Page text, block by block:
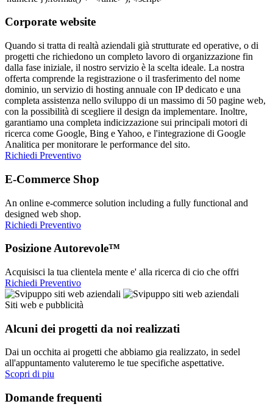
Corporate website
Quando si tratta di realtà aziendali già strutturate ed operative, o di
progetti che richiedono un completo lavoro di organizzazione fin
dalla fase iniziale, il nostro servizio è la scelta ideale. La nostra
offerta comprende la registrazione o il trasferimento del nome
dominio, un servizio di hosting annuale con IP dedicato e una
completa assistenza nello sviluppo di un massimo di 50 pagine web,
con la possibilità di scegliere il design da implementare. Inoltre,
garantiamo una completa indicizzazione sui principali motori di
ricerca come Google, Bing e Yahoo, e l'integrazione di Google
Analitica per monitorare le performance del sito.
Richiedi Preventivo
E-Commerce Shop
An online e-commerce solution including a fully functional and
designed web shop.
Richiedi Preventivo
Posizione Autorevole™
Acquisisci la tua clientela mente e' alla ricerca di cio che offri
Richiedi Preventivo
Siti web e pubblicità
Alcuni dei progetti da noi realizzati
Dai un occhita ai progetti che abbiamo gia realizzato, in sedel
all'appuntamento valuteremo le tue specifiche aspettative.
Scopri di piu
Domande frequenti